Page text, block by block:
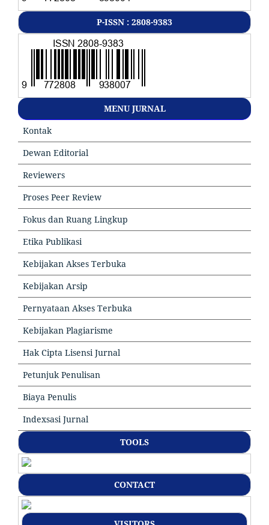
P-ISSN : 2808-9383
MENU JURNAL
Kontak
Dewan Editorial
Reviewers
Proses Peer Review
Fokus dan Ruang Lingkup
Etika Publikasi
Kebijakan Akses Terbuka
Kebijakan Arsip
Pernyataan Akses Terbuka
Kebijakan Plagiarisme
Hak Cipta Lisensi Jurnal
Petunjuk Penulisan
Biaya Penulis
Indexsasi Jurnal
TOOLS
CONTACT